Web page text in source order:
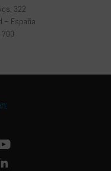
322
– España
en: